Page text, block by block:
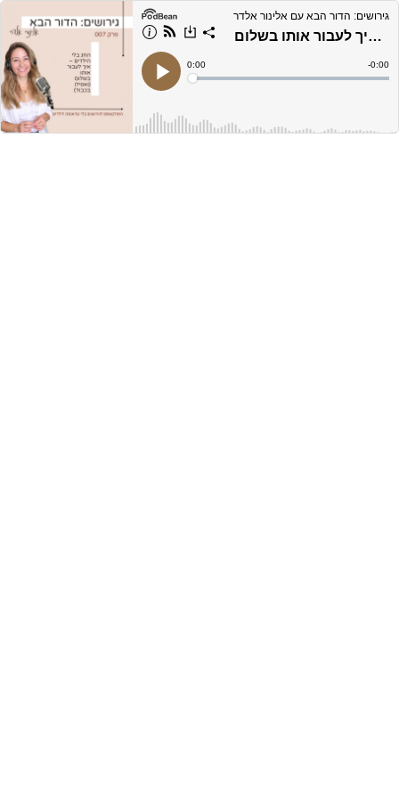
גירושים: הדור הבא עם אלינור אלדר
פרק 7- החג בלי הילדים, איך לעבור אותו בשלום
Play
Current
Time
0:00
Loaded:
Time
-0:00